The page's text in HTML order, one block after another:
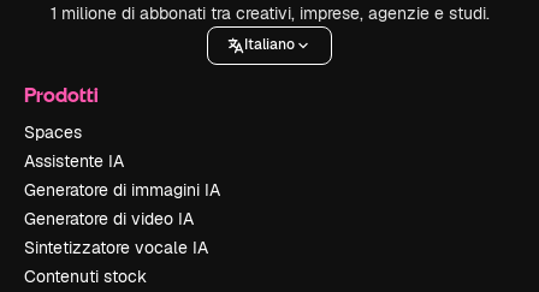
1 milione di abbonati tra creativi, imprese, agenzie e studi.
Italiano
Prodotti
Spaces
Assistente IA
Generatore di immagini IA
Generatore di video IA
Sintetizzatore vocale IA
Contenuti stock